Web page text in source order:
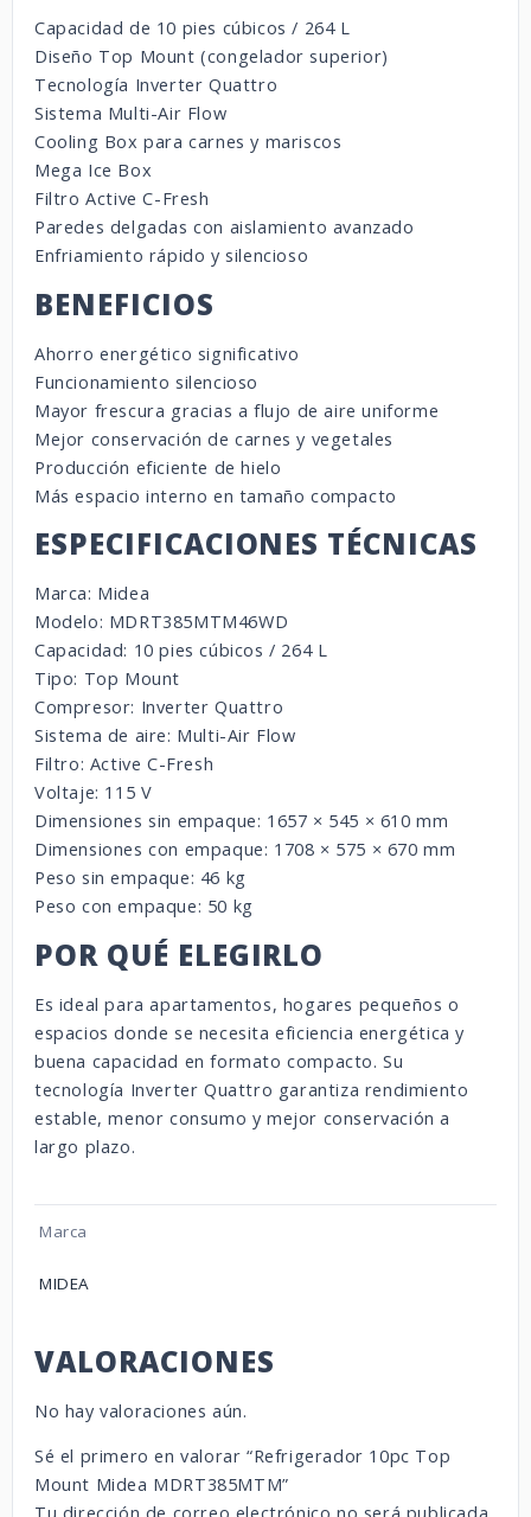
Capacidad de 10 pies cúbicos / 264 L
Diseño Top Mount (congelador superior)
Tecnología Inverter Quattro
Sistema Multi-Air Flow
Cooling Box para carnes y mariscos
Mega Ice Box
Filtro Active C-Fresh
Paredes delgadas con aislamiento avanzado
Enfriamiento rápido y silencioso
BENEFICIOS
Ahorro energético significativo
Funcionamiento silencioso
Mayor frescura gracias a flujo de aire uniforme
Mejor conservación de carnes y vegetales
Producción eficiente de hielo
Más espacio interno en tamaño compacto
ESPECIFICACIONES TÉCNICAS
Marca: Midea
Modelo: MDRT385MTM46WD
Capacidad: 10 pies cúbicos / 264 L
Tipo: Top Mount
Compresor: Inverter Quattro
Sistema de aire: Multi-Air Flow
Filtro: Active C-Fresh
Voltaje: 115 V
Dimensiones sin empaque: 1657 × 545 × 610 mm
Dimensiones con empaque: 1708 × 575 × 670 mm
Peso sin empaque: 46 kg
Peso con empaque: 50 kg
POR QUÉ ELEGIRLO
Es ideal para apartamentos, hogares pequeños o
espacios donde se necesita eficiencia energética y
buena capacidad en formato compacto. Su
tecnología Inverter Quattro garantiza rendimiento
estable, menor consumo y mejor conservación a
largo plazo.
Marca
MIDEA
VALORACIONES
No hay valoraciones aún.
Sé el primero en valorar “Refrigerador 10pc Top
Mount Midea MDRT385MTM”